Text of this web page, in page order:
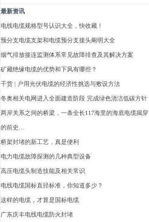
最新资讯
电线电缆规格型号认识大全，快收藏！
预分支电缆支架和电缆预分支接头阐明大全
烟气排放接连监测体系常见故障排查及其解决方案
矿藏绝缘电缆的优势和下风有哪些？
干货 | 户用光伏电缆的经济性挑选与敷设方法
冬奥相关电网进入全面建造阶段 完成绿色清洁低碳方针
两岸关系之间的桥梁，一条全长117海里的海底电缆揭穿
的前史…
桥架封堵的新工艺，真是便利
电力电缆故障探测的几种典型设备
高压电缆头制造技能及相关常识
电线电缆国标直径标准，你知道多少？
这样的电缆，才算是国标电缆
广东庆丰电线电缆防火封堵